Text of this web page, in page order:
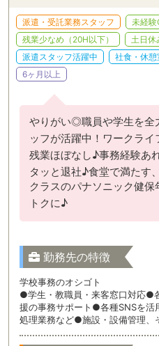
派遣・受託業務スタッフ 未経験
残業少なめ（20H以下）
土日休
派遣スタッフ活躍中
社食・休憩
6ヶ月以上
やりがい◎職員や学生を
ッフが活躍中！ワークラ
残業ほぼなし♪事務経験あ
タッと退社♪食堂で満たす
クラスのパナソニック健
トクに♪
勤務先の特徴
学校事務のオシゴト
●学生・教職員・来客窓口対応●
援の事務サポート●各種SNSを
処理業務など●施設・設備管理、